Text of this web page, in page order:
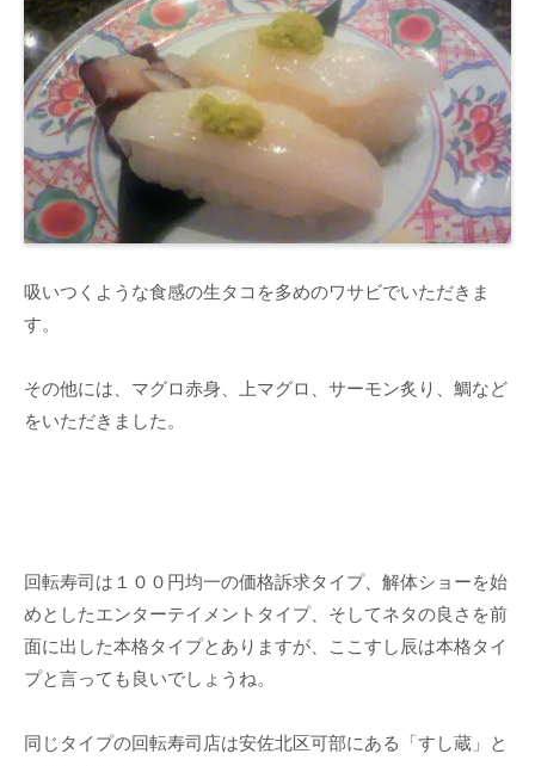
吸いつくような食感の生タコを多めのワサビでいただきま
す。
その他には、マグロ赤身、上マグロ、サーモン炙り、鯛など
をいただきました。
回転寿司は１００円均一の価格訴求タイプ、解体ショーを始
めとしたエンターテイメントタイプ、そしてネタの良さを前
面に出した本格タイプとありますが、ここすし辰は本格タイ
プと言っても良いでしょうね。
同じタイプの回転寿司店は安佐北区可部にある「すし蔵」と